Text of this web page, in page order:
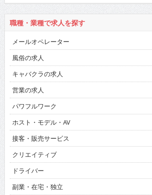
職種・業種で求人を探す
メールオペレーター
風俗の求人
キャバクラの求人
営業の求人
パワフルワーク
ホスト・モデル・AV
接客・販売サービス
クリエイティブ
ドライバー
副業・在宅・独立